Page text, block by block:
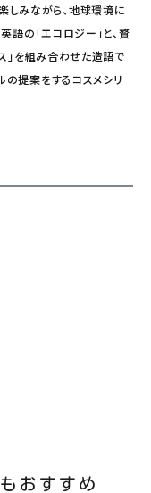
みながら、地球環境に
語の「エコロジー」と、贅
」を組み合わせた造語で
の提案をするコスメシリ
おすすめ